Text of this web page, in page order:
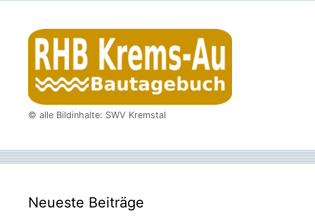
© alle Bildinhalte: SWV Kremstal
Neueste Beiträge